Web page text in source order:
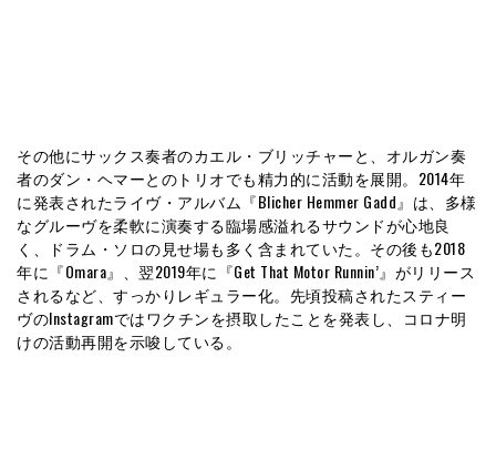
その他にサックス奏者のカエル・ブリッチャーと、オルガン奏
者のダン・ヘマーとのトリオでも精力的に活動を展開。2014年
に発表されたライヴ・アルバム『Blicher Hemmer Gadd』は、多様
なグルーヴを柔軟に演奏する臨場感溢れるサウンドが心地良
く、ドラム・ソロの見せ場も多く含まれていた。その後も2018
年に『Omara』、翌2019年に『Get That Motor Runnin’』がリリース
されるなど、すっかりレギュラー化。先頃投稿されたスティー
ヴのInstagramではワクチンを摂取したことを発表し、コロナ明
けの活動再開を示唆している。